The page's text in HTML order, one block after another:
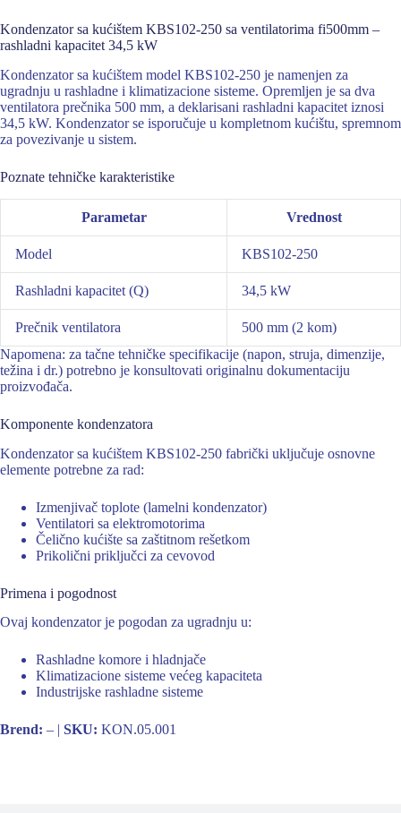
Kondenzator sa kućištem KBS102-250 sa ventilatorima fi500mm –
rashladni kapacitet 34,5 kW
Kondenzator sa kućištem model KBS102-250 je namenjen za
ugradnju u rashladne i klimatizacione sisteme. Opremljen je sa dva
ventilatora prečnika 500 mm, a deklarisani rashladni kapacitet iznosi
34,5 kW. Kondenzator se isporučuje u kompletnom kućištu, spremnom
za povezivanje u sistem.
Poznate tehničke karakteristike
Parametar Vrednost
Model KBS102-250
Rashladni kapacitet (Q) 34,5 kW
Prečnik ventilatora
500 mm (2 kom)
Napomena: za tačne tehničke specifikacije (napon, struja, dimenzije,
težina i dr.) potrebno je konsultovati originalnu dokumentaciju
proizvođača.
Komponente kondenzatora
Kondenzator sa kućištem KBS102-250 fabrički uključuje osnovne
elemente potrebne za rad:
Izmenjivač toplote (lamelni kondenzator)
Ventilatori sa elektromotorima
Čelično kućište sa zaštitnom rešetkom
Prikolični priključci za cevovod
Primena i pogodnost
Ovaj kondenzator je pogodan za ugradnju u:
Rashladne komore i hladnjače
Klimatizacione sisteme većeg kapaciteta
Industrijske rashladne sisteme
Brend: – | SKU: KON.05.001